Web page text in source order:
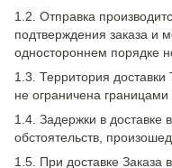
1.2. Отправка
подтверждения заказа и
одностороннем порядке
1.3. Территория
не ограничена границами
1.4. Задержки в доставке
обстоятельств,
1.5. При доставке Заказа